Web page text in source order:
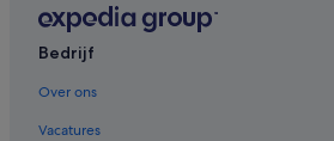
Bedrijf
Over ons
Vacatures